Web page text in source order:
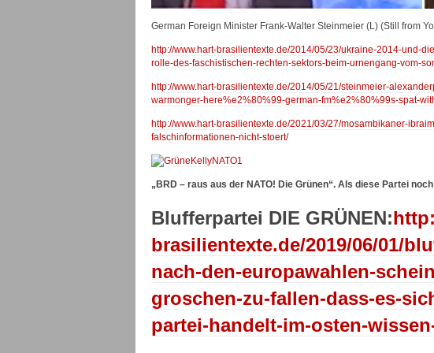
German Foreign Minister Frank-Walter Steinmeier (L) (Still from
http://www.hart-brasilientexte.de/2014/05/23/ukraine-2014-und-
rolle-des-faschistischen-rechten-sektors-beim-urnengang-vom-
http://www.hart-brasilientexte.de/2014/05/21/steinmeier-
warmonger-here%e2%80%99-german-fm%e2%80%99s-spat-
http://www.hart-brasilientexte.de/2021/03/27/mosambikaner-
falschinformationen-nicht-stoert/
„BRD – raus aus der NATO! Die Grünen“. Als diese Partei
Blufferpartei DIE GRÜNEN:
brasilientexte.de/2019/06/01/
nach-den-europawahlen-
groschen-zu-fallen-dass-es-
partei-handelt-im-osten-